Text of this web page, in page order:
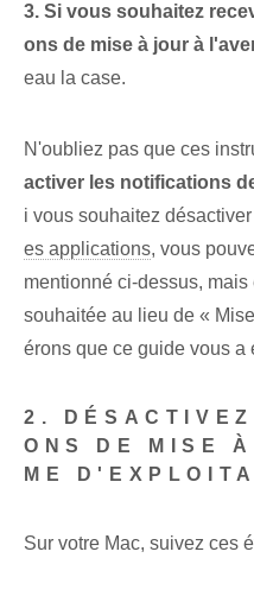
3. Si vous souhaitez
ons de mise à jour à
eau la case.
N'oubliez pas que ces
activer les notifications
i vous souhaitez
es applications, vous
mentionné ci-dessus,
souhaitée au lieu de «
érons que ce guide vous a
2.
ONS DE MISE
ME
Sur votre Mac, suivez ces